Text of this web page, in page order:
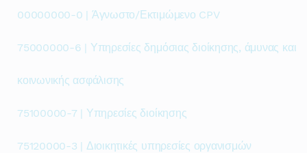
00000000-0 | Άγνωστο/Εκτιμώμενο CPV
75000000-6 | Υπηρεσίες δημόσιας διοίκησης, άμυνας και
κοινωνικής ασφάλισης
75100000-7 | Υπηρεσίες διοίκησης
75120000-3 | Διοικητικές υπηρεσίες οργανισμών